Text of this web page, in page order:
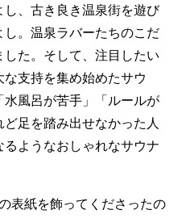
、古き良き温泉街を遊び
。温泉ラバーたちのこだ
た。そして、注目したい
支持を集め始めたサウ
風呂が苦手」「ルールが
足を踏み出せなかった人
ようなおしゃれなサウナ
表紙を飾ってくださったの